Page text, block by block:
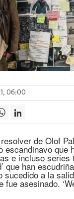
06:00
de Olof
escandinavo que
e incluso series
que han
sucedido a la
fue asesinado.